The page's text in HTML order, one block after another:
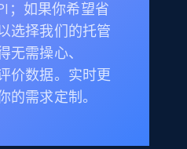
；如果你希望省
选择我们的托管
无需操心、
价数据。实时更
的需求定制。